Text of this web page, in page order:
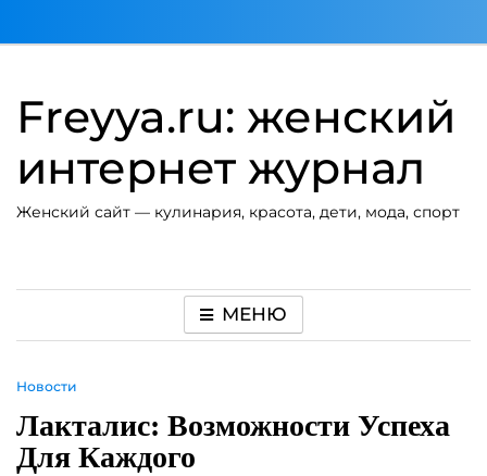
Freyya.ru: женский
интернет журнал
Женский сайт — кулинария, красота, дети, мода, спорт
МЕНЮ
Новости
Лакталис: Возможности Успеха
Для Каждого